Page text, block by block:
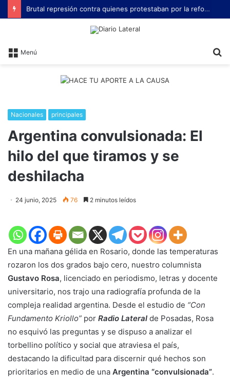
Brutal represión contra quienes protestaban por la reforma laboral de Milei
Menú
Nacionales principales
Argentina convulsionada: El
hilo del que tiramos y se
deshilacha
24 junio, 2025 76 2 minutos leídos
En una mañana gélida en Rosario, donde las temperaturas
rozaron los dos grados bajo cero, nuestro columnista
Gustavo Rosa, licenciado en periodismo, letras y docente
universitario, nos trajo una radiografía profunda de la
compleja realidad argentina. Desde el estudio de “Con
Fundamento Kriollo” por Radio Lateral de Posadas, Rosa
no esquivó las preguntas y se dispuso a analizar el
torbellino político y social que atraviesa el país,
destacando la dificultad para discernir qué hechos son
prioritarios en medio de una Argentina “convulsionada”.